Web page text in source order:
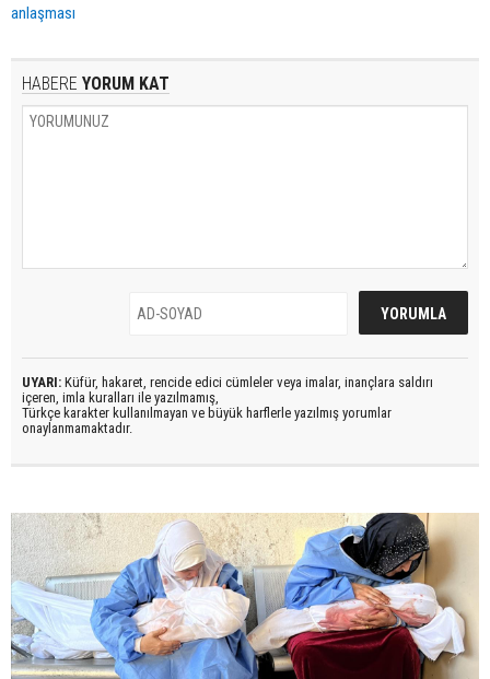
anlaşması
HABERE YORUM KAT
UYARI: Küfür, hakaret, rencide edici cümleler veya imalar, inançlara saldırı
içeren, imla kuralları ile yazılmamış,
Türkçe karakter kullanılmayan ve büyük harflerle yazılmış yorumlar
onaylanmamaktadır.